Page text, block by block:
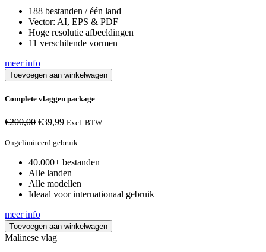
188 bestanden / één land
Vector: AI, EPS & PDF
Hoge resolutie afbeeldingen
11 verschilende vormen
meer info
Toevoegen aan winkelwagen
Complete vlaggen package
€200,00 Oorspronkelijke
was:
€39,99Huidige
is:
Excl. BTW
Ongelimiteerd gebruik
40.000+ bestanden
Alle landen
Alle modellen
Ideaal voor internationaal gebruik
meer info
Toevoegen aan winkelwagen
Malinese vlag